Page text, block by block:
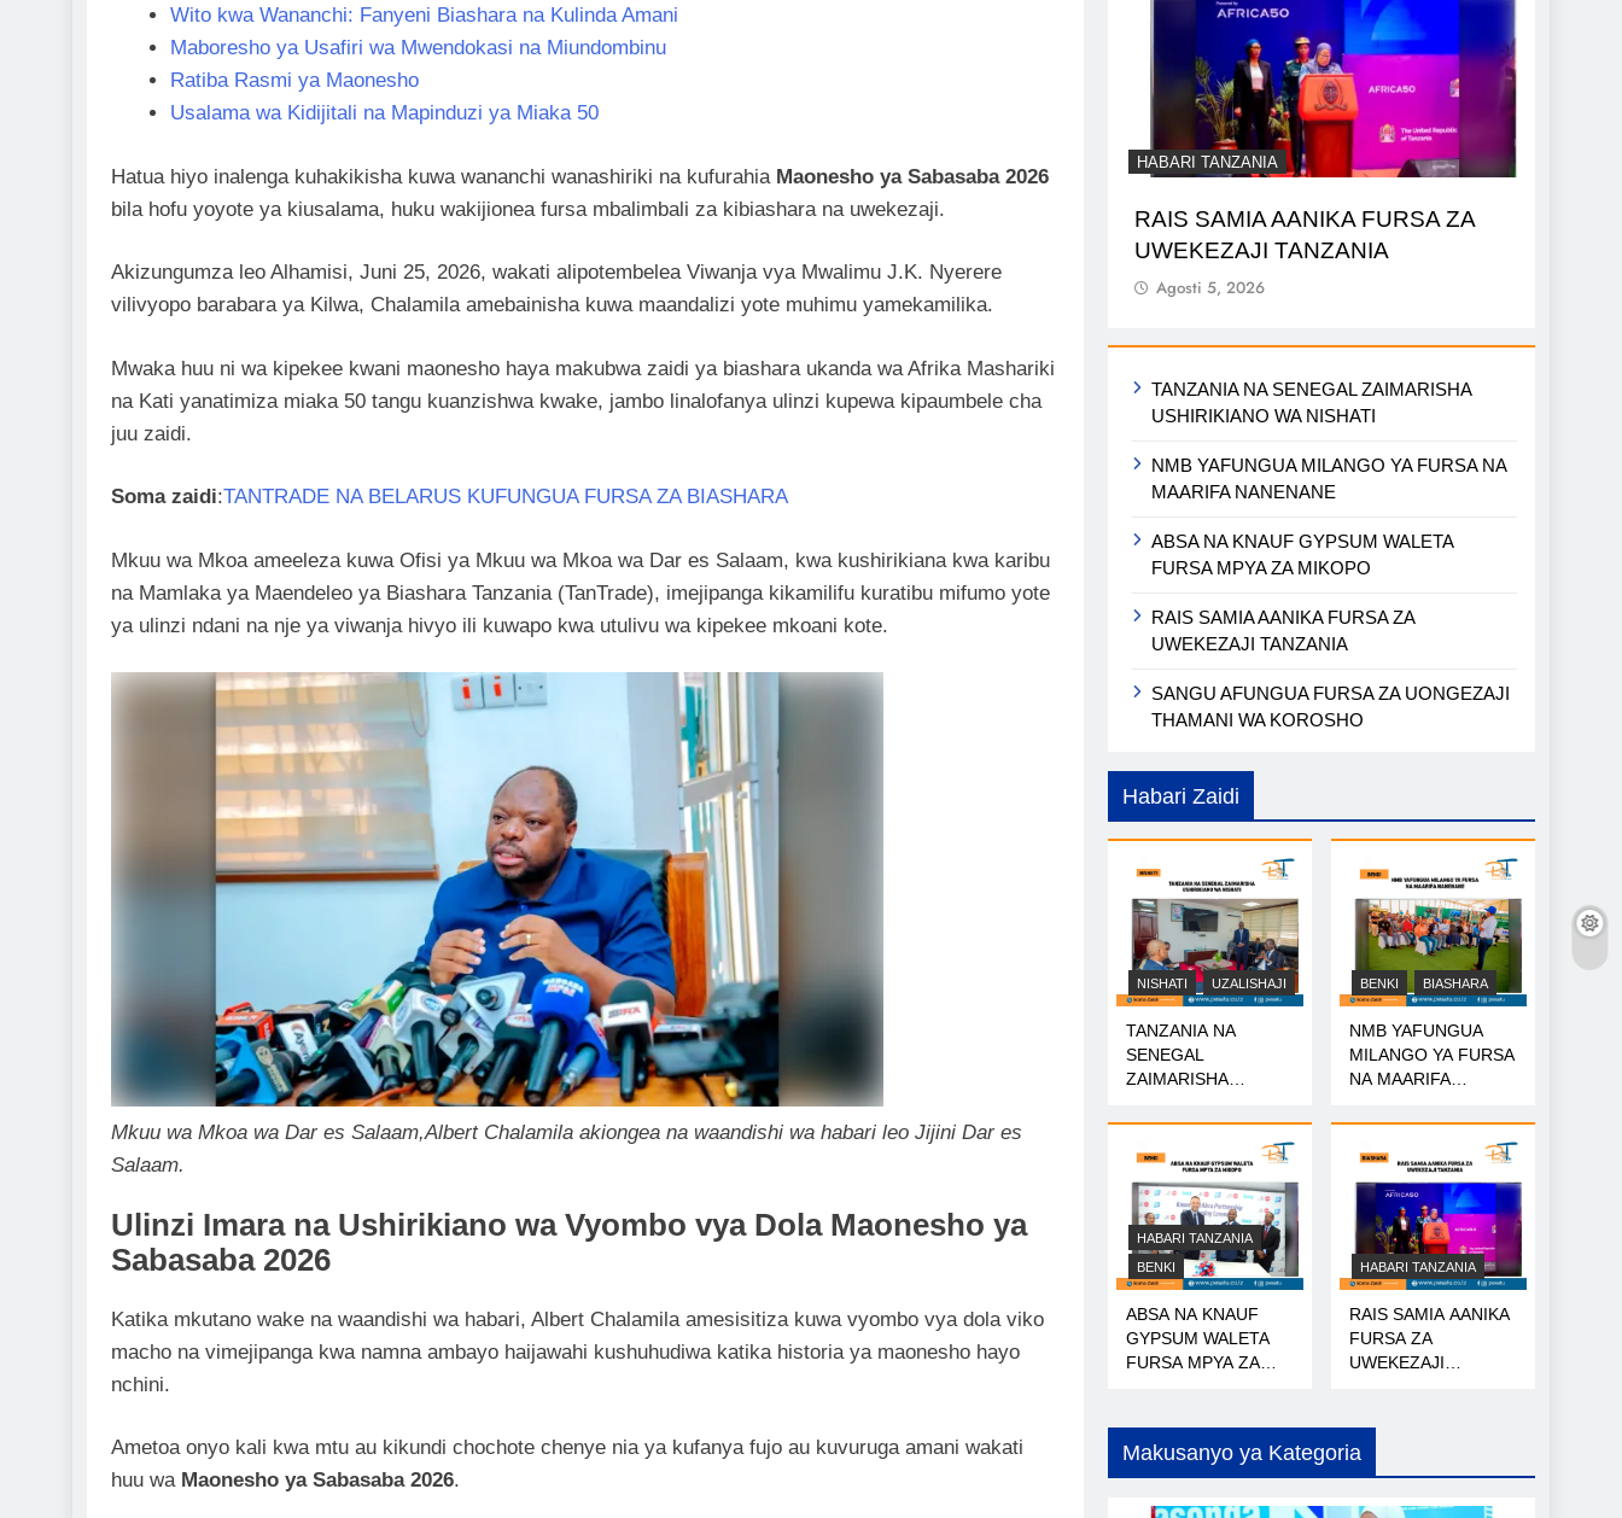
Wito kwa Wananchi: Fanyeni Biashara na Kulinda Amani
Maboresho ya Usafiri wa Mwendokasi na Miundombinu
Ratiba Rasmi ya Maonesho
Usalama wa Kidijitali na Mapinduzi ya Miaka 50
Hatua hiyo inalenga kuhakikisha kuwa wananchi wanashiriki na kufurahia Maonesho ya Sabasaba 2026
bila hofu yoyote ya kiusalama, huku wakijionea fursa mbalimbali za kibiashara na uwekezaji.
Akizungumza leo Alhamisi, Juni 25, 2026, wakati alipotembelea Viwanja vya Mwalimu J.K. Nyerere
vilivyopo barabara ya Kilwa, Chalamila amebainisha kuwa maandalizi yote muhimu yamekamilika.
Mwaka huu ni wa kipekee kwani maonesho haya makubwa zaidi ya biashara ukanda wa Afrika Mashariki
na Kati yanatimiza miaka 50 tangu kuanzishwa kwake, jambo linalofanya ulinzi kupewa kipaumbele cha
juu zaidi.
Soma zaidi:TANTRADE NA BELARUS KUFUNGUA FURSA ZA BIASHARA
Mkuu wa Mkoa ameeleza kuwa Ofisi ya Mkuu wa Mkoa wa Dar es Salaam, kwa kushirikiana kwa karibu
na Mamlaka ya Maendeleo ya Biashara Tanzania (TanTrade), imejipanga kikamilifu kuratibu mifumo yote
ya ulinzi ndani na nje ya viwanja hivyo ili kuwapo kwa utulivu wa kipekee mkoani kote.
Mkuu wa Mkoa wa Dar es Salaam,Albert Chalamila akiongea na waandishi wa habari leo Jijini Dar es
Salaam.
Ulinzi Imara na Ushirikiano wa Vyombo vya Dola Maonesho ya
Sabasaba 2026
Katika mkutano wake na waandishi wa habari, Albert Chalamila amesisitiza kuwa vyombo vya dola viko
macho na vimejipanga kwa namna ambayo haijawahi kushuhudiwa katika historia ya maonesho hayo
nchini.
Ametoa onyo kali kwa mtu au kikundi chochote chenye nia ya kufanya fujo au kuvuruga amani wakati
huu wa Maonesho ya Sabasaba 2026.
HABARI TANZANIA
RAIS SAMIA AANIKA FURSA ZA
UWEKEZAJI TANZANIA
Agosti 5, 2026
TANZANIA NA SENEGAL ZAIMARISHA
USHIRIKIANO WA NISHATI
NMB YAFUNGUA MILANGO YA FURSA NA
MAARIFA NANENANE
ABSA NA KNAUF GYPSUM WALETA
FURSA MPYA ZA MIKOPO
RAIS SAMIA AANIKA FURSA ZA
UWEKEZAJI TANZANIA
SANGU AFUNGUA FURSA ZA UONGEZAJI
THAMANI WA KOROSHO
Habari Zaidi
NISHATI UZALISHAJI
TANZANIA NA
SENEGAL
ZAIMARISHA
NISHATI
BENKI BIASHARA
NMB YAFUNGUA
MILANGO YA FURSA
NA MAARIFA
HABARI TANZANIA
BENKI
ABSA NA KNAUF
GYPSUM WALETA
FURSA MPYA ZA
HABARI TANZANIA
RAIS SAMIA AANIKA
FURSA ZA
UWEKEZAJI
Makusanyo ya Kategoria